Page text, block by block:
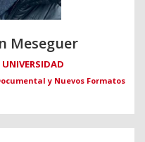
Meseguer
y Nuevos Formatos